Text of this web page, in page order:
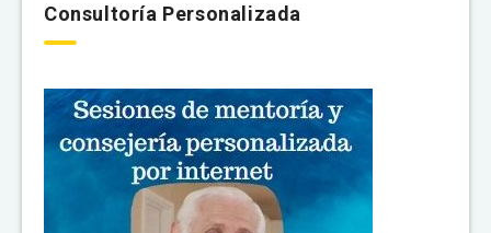
Consultoría Personalizada